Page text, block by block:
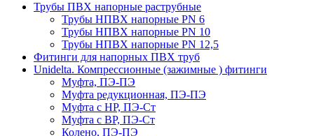
Трубы ПВХ напорные раструбные
Трубы НПВХ напорные PN 6
Трубы НПВХ напорные PN 10
Трубы НПВХ напорные PN 12,5
Фитинги для напорных ПВХ труб
Unidelta. Компрессионные (зажимные ) фитинги
Муфта, ПЭ-ПЭ
Муфта редукционная, ПЭ-ПЭ
Муфта с НР, ПЭ-Ст
Муфта с ВР, ПЭ-Ст
Колено, ПЭ-ПЭ